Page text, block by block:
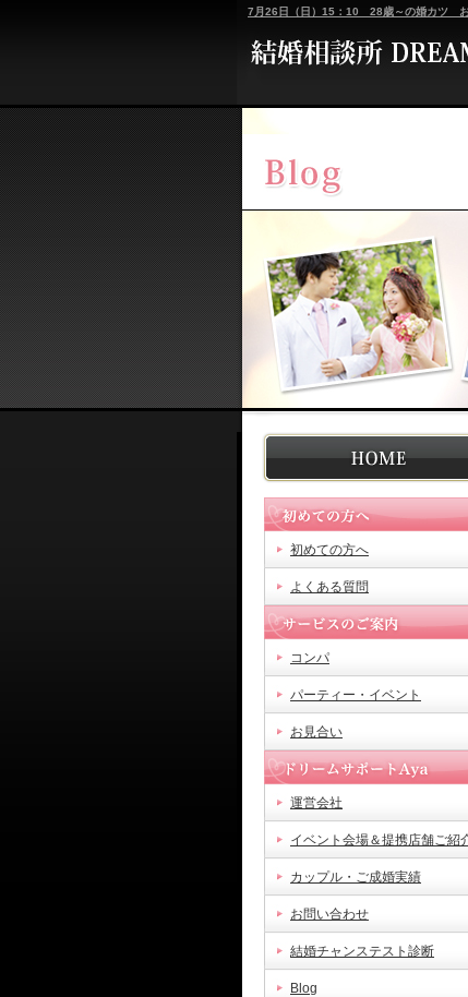
7月26日（日）15：10 28歳～の婚カツ お
初めての方へ
よくある質問
コンパ
パーティー・イベント
お見合い
運営会社
イベント会場＆提携店舗ご紹
カップル・ご成婚実績
お問い合わせ
結婚チャンステスト診断
Blog